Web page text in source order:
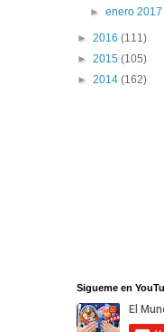
►enero
► 2016 (111)
► 2015 (105)
► 2014 (162)
Sigueme en